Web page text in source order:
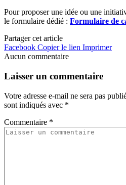
Pour proposer une idée ou une
le formulaire dédié : Formulaire de
Partager cet article
Facebook Copier le lien Imprimer
Aucun commentaire
Laisser un commentaire
Votre adresse e-mail ne sera pas
sont indiqués avec *
Commentaire *